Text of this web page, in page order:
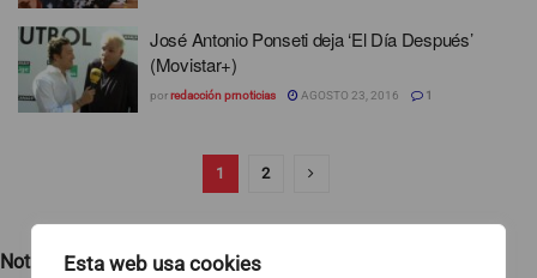
Esta web usa cookies
José Antonio Ponseti deja ‘El Día Después’
(Movistar+)
porredacción prnoticias AGOSTO 23, 2016 1
1 2
Noticias recientes